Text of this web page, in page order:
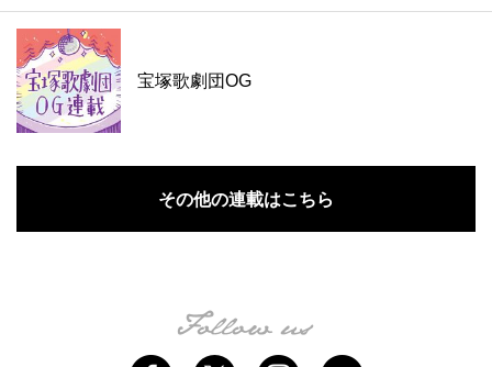
宝塚歌劇団OG
その他の連載はこちら